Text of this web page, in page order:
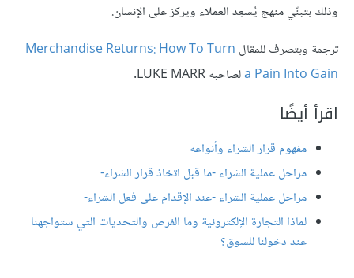
وذلك بتبنّي منهج يُسعِد العملاء ويركز على الإنسان.
ترجمة وبتصرف للمقال Merchandise Returns: How To Turn
a Pain Into Gainلصاحبه LUKE MARR.
اقرأ أيضًا
مفهوم قرار الشراء وأنواعه
مراحل عملية الشراء -ما قبل اتخاذ قرار الشراء-
مراحل عملية الشراء -عند الإقدام على فعل الشراء-
لماذا التجارة الإلكترونية وما الفرص والتحديات التي ستواجهنا
عند دخولنا للسوق؟